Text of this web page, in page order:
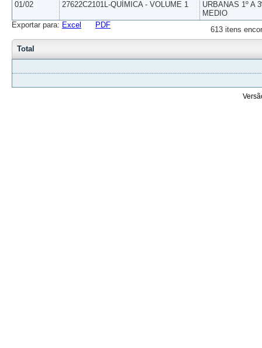
01/02 27622C2101L-QUÍMICA - VOLUME 1
URBANAS 1º A
MEDIO
613 itens
Exportar para: Excel PDF
Total